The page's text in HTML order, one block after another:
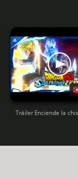
Tráiler Enciende la